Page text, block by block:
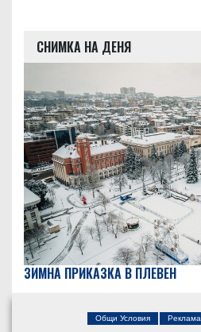
СНИМКА НА ДЕНЯ
ЗИМНА ПРИКАЗКА В ПЛЕВЕН
Общи Условия Реклама